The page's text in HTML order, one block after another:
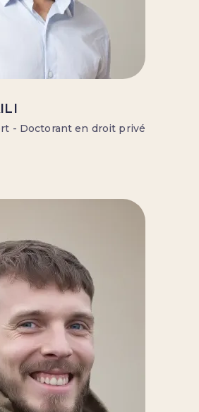
- Doctorant en droit privé